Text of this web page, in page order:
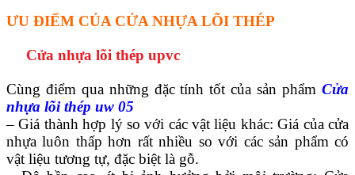
ƯU ĐIỂM CỦA CỬA NHỰA LÕI THÉP
Cửa nhựa lõi thép upvc
Cùng điểm qua những đặc tính tốt của sản phẩm Cửa
nhựa lõi thép uw 05
– Giá thành hợp lý so với các vật liệu khác: Giá của cửa
nhựa luôn thấp hơn rất nhiều so với các sản phẩm có
vật liệu tương tự, đặc biệt là gỗ.